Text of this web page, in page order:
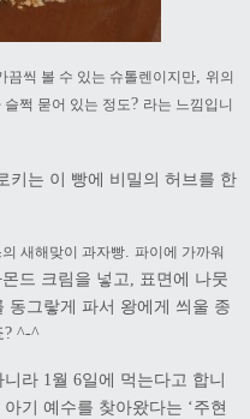
끔씩 볼 수 있는 슈톨렌이지만
위의
쩍 묻어 있는 정도? 라는 느낌입니
키는 이 빵에 비밀의 허브를 한
새해맞이 과자빵. 파이에 가까워
드 크림을 넣고, 표면에 나뭇
동그랗게 파서 왕에게 씌울 종
? ^-^
니라 1월 6일에 먹는다고 합니
기 예수를 찾아왔다는 ‘주현